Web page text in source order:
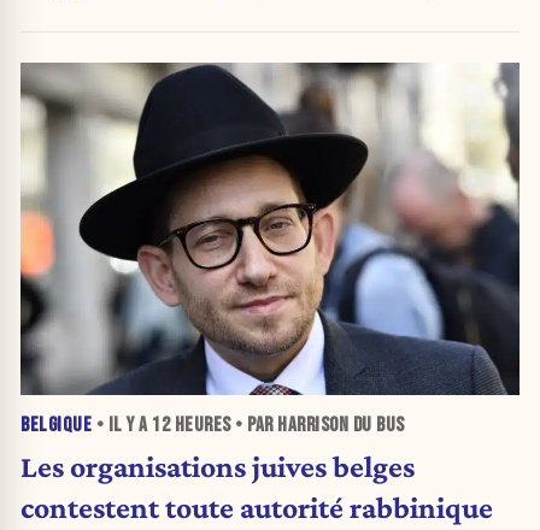
BELGIQUE • IL Y A 12 HEURES• PAR HARRISON DU BUS
Les organisations juives belges
contestent toute autorité rabbinique